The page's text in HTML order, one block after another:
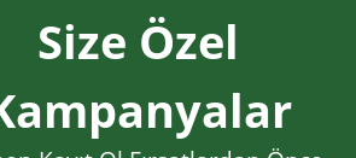
Size Özel